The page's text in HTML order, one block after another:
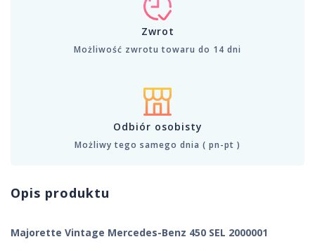
Zwrot
Możliwość zwrotu towaru do 14 dni
Odbiór osobisty
Możliwy tego samego dnia ( pn-pt )
Opis produktu
Majorette Vintage Mercedes-Benz 450 SEL 2000001